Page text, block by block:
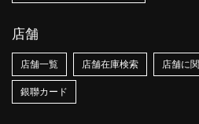
店舗
店舗一覧 店舗在庫検索 店舗に
銀聯カード